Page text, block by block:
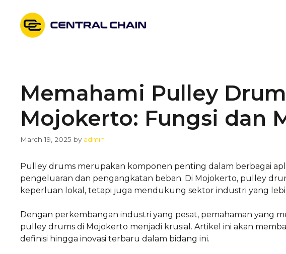
content
Memahami Pulley
Mojokerto: Fungsi dan
March 19, 2025 by admin
Pulley drums merupakan komponen penting dalam berbagai
pengeluaran dan pengangkatan beban. Di Mojokerto, pulley
keperluan lokal, tetapi juga mendukung sektor industri yang
Dengan perkembangan industri yang pesat, pemahaman yang
pulley drums di Mojokerto menjadi krusial. Artikel ini akan
definisi hingga inovasi terbaru dalam bidang ini.